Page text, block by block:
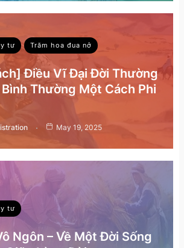
tư Trăm hoa đua nở
Điều Vĩ Đại Đời Thường
Thường Một Cách Phi
May 19, 2025
tư
Ngôn – Về Một Đời Sống